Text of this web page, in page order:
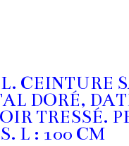
CEINTURE
DORÉ,
TRESSÉ.
L : 100 CM